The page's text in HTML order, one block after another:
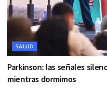
SALUD
Parkinson: las señales
mientras dormimos